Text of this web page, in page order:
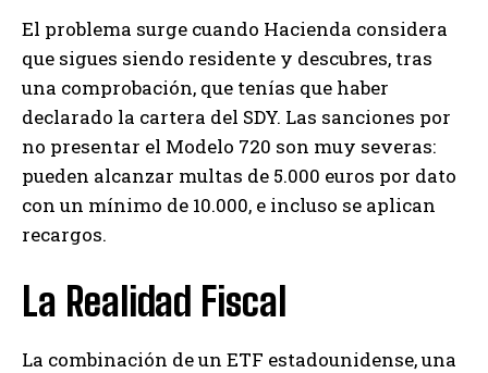
El problema surge cuando Hacienda considera
que sigues siendo residente y descubres, tras
una comprobación, que tenías que haber
declarado la cartera del SDY. Las sanciones por
no presentar el Modelo 720 son muy severas:
pueden alcanzar multas de 5.000 euros por dato
con un mínimo de 10.000, e incluso se aplican
recargos.
La Realidad Fiscal
La combinación de un ETF estadounidense, una